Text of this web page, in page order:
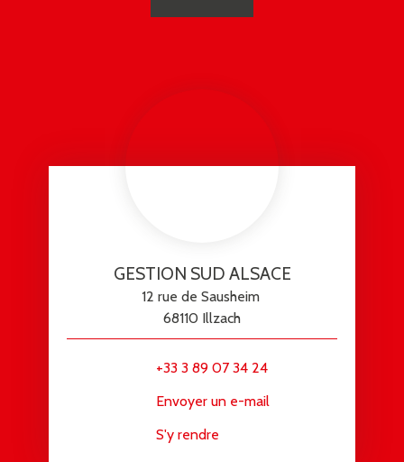
GESTION SUD ALSACE
12 rue de Sausheim
68110 Illzach
+33 3 89 07 34 24
Envoyer un e-mail
S'y rendre